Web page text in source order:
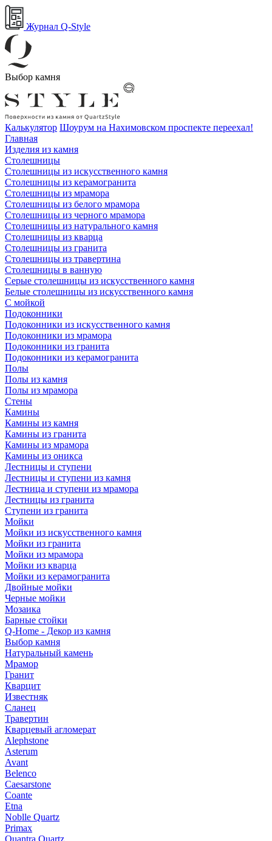
Журнал Q-Style
Выбор камня
Калькулятор Шоурум на Нахимовском проспекте переехал!
Главная
Изделия из камня
Столешницы
Столешницы из искусственного камня
Столешницы из керамогранита
Столешницы из мрамора
Столешницы из белого мрамора
Столешницы из черного мрамора
Столешницы из натурального камня
Столешницы из кварца
Столешницы из гранита
Столешницы из травертина
Столешницы в ванную
Серые столешницы из искусственного камня
Белые столешницы из искусственного камня
С мойкой
Подоконники
Подоконники из искусственного камня
Подоконники из мрамора
Подоконники из гранита
Подоконники из керамогранита
Полы
Полы из камня
Полы из мрамора
Стены
Камины
Камины из камня
Камины из гранита
Камины из мрамора
Камины из оникса
Лестницы и ступени
Лестницы и ступени из камня
Лестница и ступени из мрамора
Лестницы из гранита
Ступени из гранита
Мойки
Мойки из искусственного камня
Мойки из гранита
Мойки из мрамора
Мойки из кварца
Мойки из керамогранита
Двойные мойки
Черные мойки
Мозаика
Барные стойки
Q-Home - Декор из камня
Выбор камня
Натуральный камень
Мрамор
Гранит
Кварцит
Известняк
Сланец
Травертин
Кварцевый агломерат
Alephstone
Asterum
Avant
Belenco
Caesarstone
Coante
Etna
Noblle Quartz
Primax
Quantra Quartz